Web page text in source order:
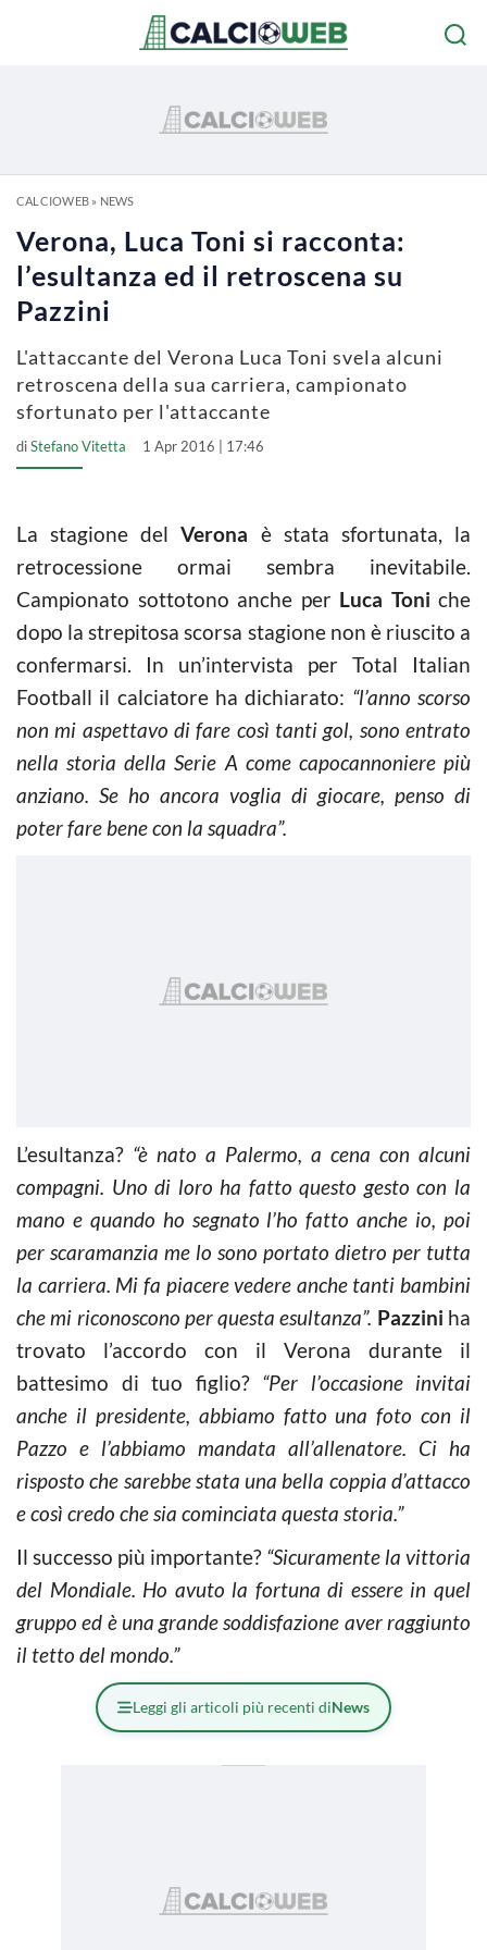
CALCIOWEB» NEWS
Verona, Luca Toni si racconta:
l’esultanza ed il retroscena su
Pazzini
L'attaccante del Verona Luca Toni svela alcuni
retroscena della sua carriera, campionato
sfortunato per l'attaccante
diStefano Vitetta 1 Apr 2016 | 17:46
La stagione delVerona è stata sfortunata, la
retrocessione ormai sembra inevitabile.
Campionato sottotono anche per Luca Toni che
dopo la strepitosa scorsa stagione non è riuscito a
confermarsi. In un’intervista per Total Italian
Football il calciatore ha dichiarato: “l’anno scorso
non mi aspettavo di fare così tanti gol, sono entrato
nella storia della Serie A come capocannoniere più
anziano. Se ho ancora voglia di giocare, penso di
poter fare bene con la squadra”.
L’esultanza? “è nato a Palermo, a cena con alcuni
compagni. Uno di loro ha fatto questo gesto con la
mano e quando ho segnato l’ho fatto anche io, poi
per scaramanzia me lo sono portato dietro per tutta
la carriera. Mi fa piacere vedere anche tanti bambini
che mi riconoscono per questa esultanza”. Pazzini ha
trovato l’accordo con il Verona durante il
battesimo di tuo figlio?“Per l’occasione invitai
anche il presidente, abbiamo fatto una foto con il
Pazzo e l’abbiamo mandata all’allenatore. Ci ha
risposto che sarebbe stata una bella coppia d’attacco
e così credo che sia cominciata questa storia.”
Il successo più importante? “Sicuramente la vittoria
del Mondiale. Ho avuto la fortuna di essere in quel
gruppo ed è una grande soddisfazione aver raggiunto
il tetto del mondo.”
Leggi gli articoli più recenti diNews